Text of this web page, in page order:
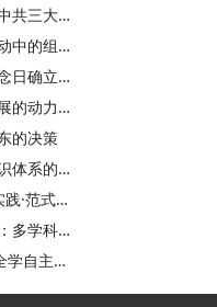
易凤林：南京方面国民党要员对中共三大起义的反应
张永：一九二七年中共在武装暴动中的组织转型
张陈：隐藏的记忆：红军成立纪念日确立前中共对南昌起义的纪念
邱华翔：韩国托育服务普惠化发展的动力机制、制度路径与政策效应
的决策
赵春华：中国时尚传播学自主知识体系的内在逻辑与实践路径
涂凌波 张译匀：智能驱动·中国实践·范式创新：“构建中国新闻传播学自主知识体系”专题研讨会综述
田香凝 丁靓琦：何以“中国学派”：多学科视野下中国特色新闻传播学建设的研究
刘凯：以“四个统一”推进国家安全学自主知识体系构建